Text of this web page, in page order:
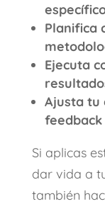
Planifica
Ejecuta
Ajusta tu
Si aplicas
dar vida a
también